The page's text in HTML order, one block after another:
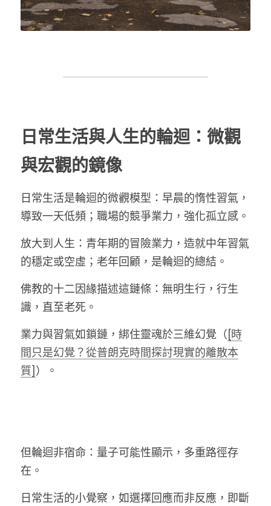
日常生活與人生的輪迴：微觀
與宏觀的鏡像
日常生活是輪迴的微觀模型：早晨的惰性習氣，
導致一天低頻；職場的競爭業力，強化孤立感。
放大到人生：青年期的冒險業力，造就中年習氣
的穩定或空虛；老年回顧，是輪迴的總結。
佛教的十二因緣描述這鏈條：無明生行，行生
識，直至老死 。
業力與習氣如鎖鏈，綁住靈魂於三維幻覺（ [時
間只是幻覺？從普朗克時間探討現實的離散本
質] ）。
但輪迴非宿命：量子可能性顯示，多重路徑存
在。
日常生活的小覺察，如選擇回應而非反應，即斷